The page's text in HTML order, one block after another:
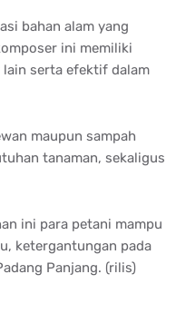
bahan alamyang
ini memiliki
lain serta efektif dalam
maupun sampah
tanaman, sekaligus
ini para petani mampu
, ketergantungan pada
Panjang. (rilis)